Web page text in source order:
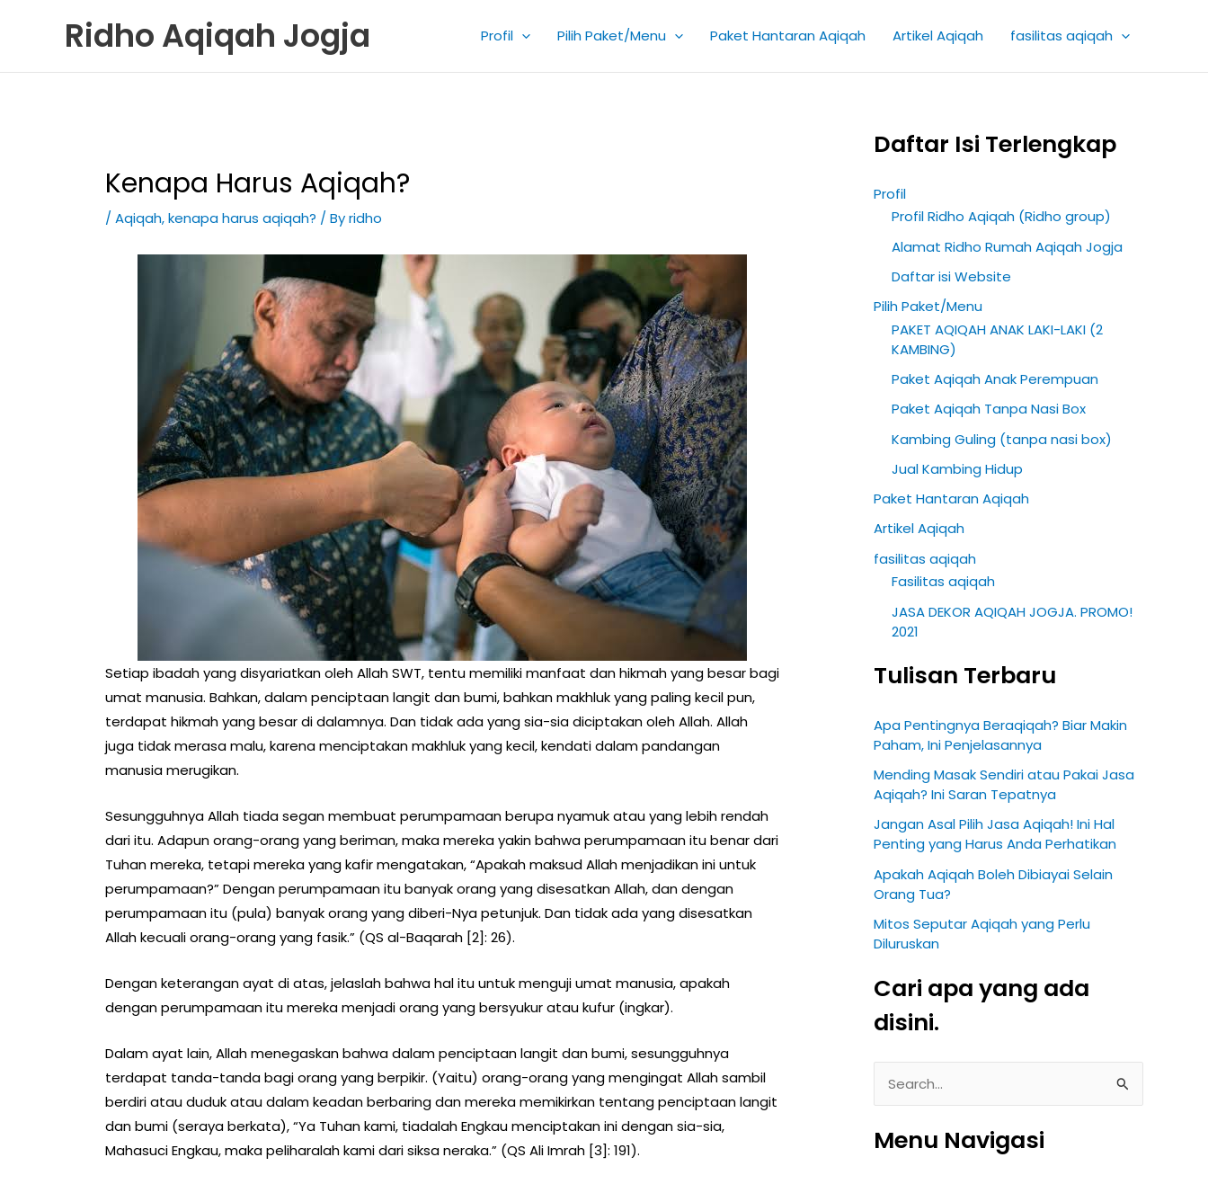
Ridho Aqiqah Jogja Profil Pilih Paket/Menu Paket Hantaran Aqiqah Artikel Aqiqah fasilitas aqiqah
Kenapa Harus Aqiqah?
/ Aqiqah,kenapa harus aqiqah? / Byridho
Setiap ibadah yang disyariatkan oleh Allah SWT, tentu memiliki manfaat dan hikmah yang besar bagi
umat manusia. Bahkan, dalam penciptaan langit dan bumi, bahkan makhluk yang paling kecil pun,
terdapat hikmah yang besar di dalamnya. Dan tidak ada yang sia-sia diciptakan oleh Allah. Allah
juga tidak merasa malu, karena menciptakan makhluk yang kecil, kendati dalam pandangan
manusia merugikan.
Sesungguhnya Allah tiada segan membuat perumpamaan berupa nyamuk atau yang lebih rendah
dari itu. Adapun orang-orang yang beriman, maka mereka yakin bahwa perumpamaan itu benar dari
Tuhan mereka, tetapi mereka yang kafir mengatakan, “Apakah maksud Allah menjadikan ini untuk
perumpamaan?” Dengan perumpamaan itu banyak orang yang disesatkan Allah, dan dengan
perumpamaan itu (pula) banyak orang yang diberi-Nya petunjuk. Dan tidak ada yang disesatkan
Allah kecuali orang-orang yang fasik.” (QS al-Baqarah [2]: 26).
Dengan keterangan ayat di atas, jelaslah bahwa hal itu untuk menguji umat manusia, apakah
dengan perumpamaan itu mereka menjadi orang yang bersyukur atau kufur (ingkar).
Dalam ayat lain, Allah menegaskan bahwa dalam penciptaan langit dan bumi, sesungguhnya
terdapat tanda-tanda bagi orang yang berpikir. (Yaitu) orang-orang yang mengingat Allah sambil
berdiri atau duduk atau dalam keadan berbaring dan mereka memikirkan tentang penciptaan langit
dan bumi (seraya berkata), “Ya Tuhan kami, tiadalah Engkau menciptakan ini dengan sia-sia,
Mahasuci Engkau, maka peliharalah kami dari siksa neraka.” (QS Ali Imrah [3]: 191).
Daftar Isi Terlengkap
Profil
Profil Ridho Aqiqah (Ridho group)
Alamat Ridho Rumah Aqiqah Jogja
Daftar isi Website
Pilih Paket/Menu
PAKET AQIQAH ANAK LAKI-LAKI (2
KAMBING)
Paket Aqiqah Anak Perempuan
Paket Aqiqah Tanpa Nasi Box
Kambing Guling (tanpa nasi box)
Jual Kambing Hidup
Paket Hantaran Aqiqah
Artikel Aqiqah
fasilitas aqiqah
Fasilitas aqiqah
JASA DEKOR AQIQAH JOGJA. PROMO!
2021
Tulisan Terbaru
Apa Pentingnya Beraqiqah? Biar Makin
Paham, Ini Penjelasannya
Mending Masak Sendiri atau Pakai Jasa
Aqiqah? Ini Saran Tepatnya
Jangan Asal Pilih Jasa Aqiqah! Ini Hal
Penting yang Harus Anda Perhatikan
Apakah Aqiqah Boleh Dibiayai Selain
Orang Tua?
Mitos Seputar Aqiqah yang Perlu
Diluruskan
Cari apa yang ada
disini.
a
Menu Navigasi
o
i
i